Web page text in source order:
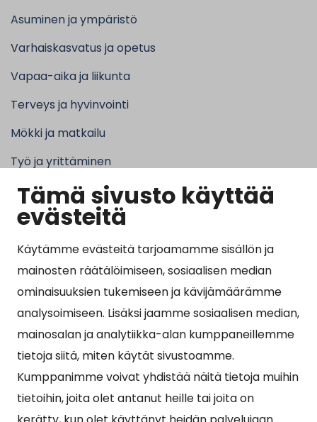
Tämä sivusto käyttää
evästeitä
Käytämme evästeitä tarjoamamme sisällön ja
mainosten räätälöimiseen, sosiaalisen median
ominaisuuksien tukemiseen ja kävijämäärämme
analysoimiseen. Lisäksi jaamme sosiaalisen median,
mainosalan ja analytiikka-alan kumppaneillemme
tietoja siitä, miten käytät sivustoamme.
Kumppanimme voivat yhdistää näitä tietoja muihin
tietoihin, joita olet antanut heille tai joita on
Asuminen ja ympäristö
Varhaiskasvatus ja opetus
Vapaa-aika ja liikunta
Terveys ja hyvinvointi
Mökki ja matkailu
Työ ja yrittäminen
Kunta ja hallinto
Suosituimmat sivut
Esityslistat, pöytäkirjat, viranhaltijapäätökset ja
kuulutukset
Tietoa ja ohjeistusta koronavirukseen liittyen
Asiointipiste
Sähköinen asiointi